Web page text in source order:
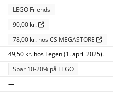
LEGO Friends
90,00 kr.
78,00 kr. hos CS MEGASTORE
49,50 kr. hos Legen (1. april 2025).
Spar 10-20% på LEGO
—